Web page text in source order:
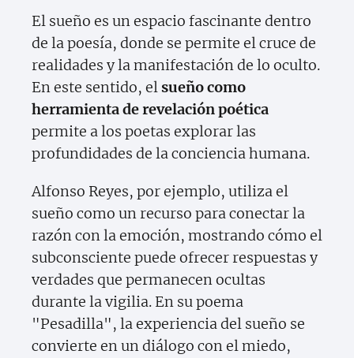
El sueño es un espacio fascinante dentro
de la poesía, donde se permite el cruce de
realidades y la manifestación de lo oculto.
En este sentido, el sueño como
herramienta de revelación poética
permite a los poetas explorar las
profundidades de la conciencia humana.
Alfonso Reyes, por ejemplo, utiliza el
sueño como un recurso para conectar la
razón con la emoción, mostrando cómo el
subconsciente puede ofrecer respuestas y
verdades que permanecen ocultas
durante la vigilia. En su poema
"Pesadilla", la experiencia del sueño se
convierte en un diálogo con el miedo,